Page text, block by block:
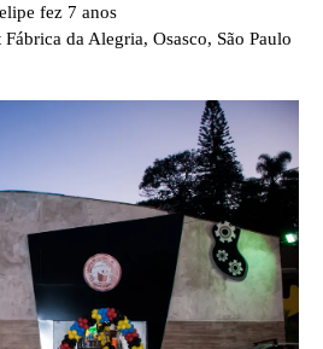
fez 7 anos
da Alegria, Osasco, São Paulo